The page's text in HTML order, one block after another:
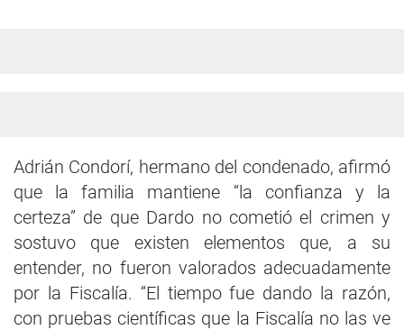
Adrián Condorí, hermano del condenado, afirmó
que la familia mantiene “la confianza y la
certeza” de que Dardo no cometió el crimen y
sostuvo que existen elementos que, a su
entender, no fueron valorados adecuadamente
por la Fiscalía. “El tiempo fue dando la razón,
con pruebas científicas que la Fiscalía no las ve